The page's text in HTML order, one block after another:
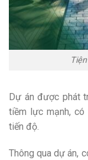
Dự án được phát
tiềm lực mạnh,
tiến độ.
Thông qua dự án,